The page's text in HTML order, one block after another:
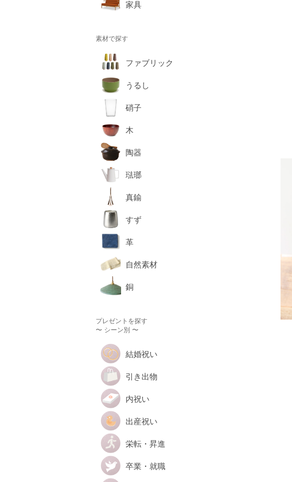
家具
素材で探す
ファブリック
うるし
硝子
木
陶器
琺瑯
真鍮
すず
革
自然素材
銅
プレゼントを探す
〜 シーン別 〜
結婚祝い
引き出物
内祝い
出産祝い
栄転・昇進
卒業・就職